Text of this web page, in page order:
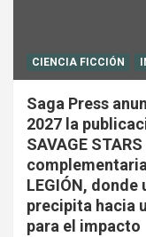
CIENCIA FICCIÓN
Saga Press
2027 la
SAVAGE
complementaria
LEGIÓN, donde
precipita hacia
para el impacto